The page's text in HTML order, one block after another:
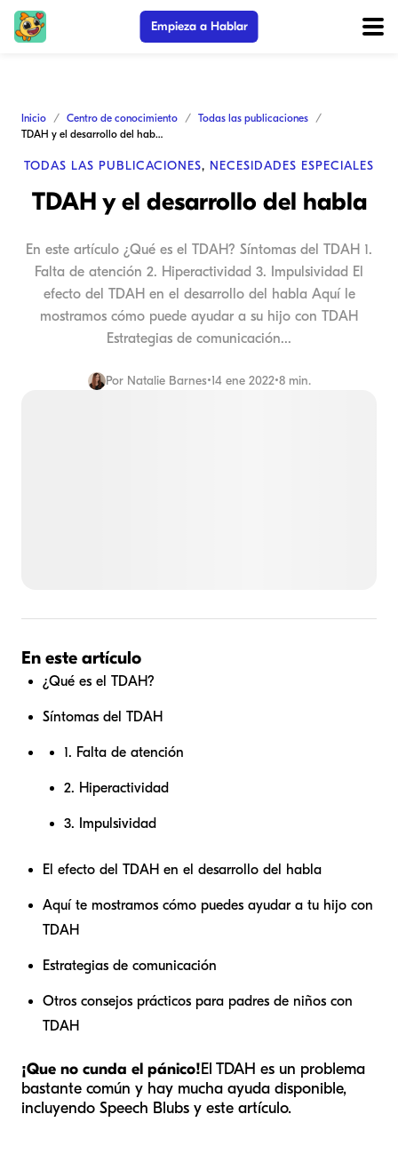
Empieza a Hablar
Inicio Centro de conocimiento
Todas las publicaciones
TDAH y el desarrollo del habla
TODAS LAS PUBLICACIONES, NECESIDADES ESPECIALES
TDAH y el desarrollo del habla
En este artículo ¿Qué es el TDAH? Síntomas del TDAH 1.
Falta de atención 2. Hiperactividad 3. Impulsividad El
efecto del TDAH en el desarrollo del habla Aquí le
mostramos cómo puede ayudar a su hijo con TDAH
Estrategias de comunicación...
Por Natalie Barnes•14 ene 2022•8 min.
En este artículo
¿Qué es el TDAH?
Síntomas del TDAH
1. Falta de atención
2. Hiperactividad
3. Impulsividad
El efecto del TDAH en el desarrollo del habla
Aquí te mostramos cómo puedes ayudar a tu hijo con
TDAH
Estrategias de comunicación
Otros consejos prácticos para padres de niños con
TDAH
¡Que no cunda el pánico!El TDAH es un problema
bastante común y hay mucha ayuda disponible,
incluyendo Speech Blubs y este artículo.